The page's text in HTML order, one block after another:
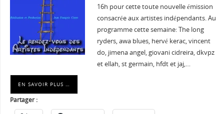
16h pour cette toute nouvelle émission
consacrée aux artistes indépendants. Au
programme cette semaine: The long
ryders, awa blues, hervé kerac, vincent
do, jimena angel, giovani cidreira, dkvpz
et ellah, st germain, hfdt et jaj,…
EN SAVOIR PLUS …
Partager :